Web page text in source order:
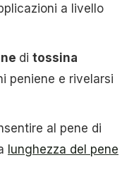
a livello
di tossina
peniene e rivelarsi
al pene di
lunghezza del pene